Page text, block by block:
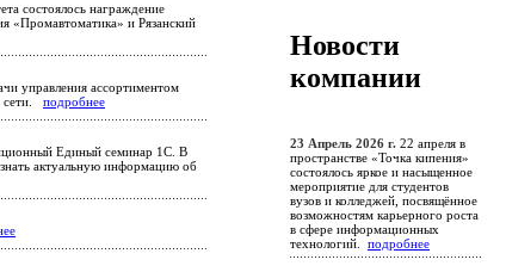
состоялось награждение
«Промавтоматика» и Рязанский
управления ассортиментом
сети. подробнее
Единый семинар 1С. В
актуальную информацию об
Новости
компании
23 Апрель 2026 г. 22 апреля в
пространстве «Точка кипения»
состоялось яркое и насыщенное
мероприятие для студентов
вузов и колледжей, посвящённое
возможностям карьерного роста
в сфере информационных
технологий. подробнее